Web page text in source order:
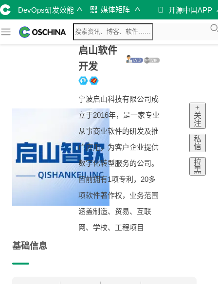
DevOps研发效能 媒体矩阵 开源中国APP
启山软件
开发
宁波启山科技有限公司成
立于2016年，是一家专业
从事商业软件的研发及推
广应用，为客户企业提供
数字化转型服务的公司。
目前拥有1项专利，20多
项软件著作权，业务范围
涵盖制造、贸易、互联
网、学校、工程项目
+
关
注
私
信
拉
黑
基础信息